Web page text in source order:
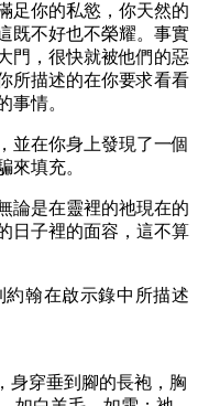
足你的私慾，你天然的
既不好也不榮耀。事實
門，很快就被他們的惡
所描述的在你要求看看
事情。
並在你身上發現了一個
來填充。
論是在靈裡的祂現在的
日子裡的面容，這不算
翰在啟示錄中所描述
身穿垂到腳的長袍，胸